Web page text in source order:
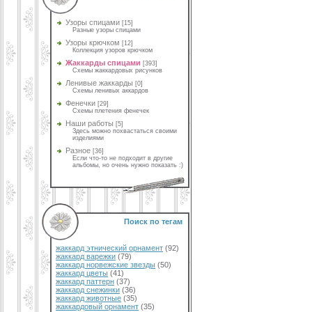
Узоры спицами [15]
Разные узоры спицами
Узоры крючком [12]
Коллекция узоров крючком
Жаккарды спицами [393]
Схемы жаккардовых рисунков
Ленивые жаккарды [0]
Схемы ленивых аккардов
Фенечки [29]
Схемы плетения фенечек
Наши работы [5]
Здесь можно похвастаться своими
изделиями
Разное [36]
Если что-то не подходит в другие
альбомы, но очень нужно показать :)
Поиск по тегам
жаккард этнический орнамент (92)
жаккард варежки (79)
жаккард норвежские звезды (50)
жаккард цветы (41)
жаккард паттерн (37)
жаккард снежинки (36)
жаккард животные (35)
жаккардовый орнамент (35)